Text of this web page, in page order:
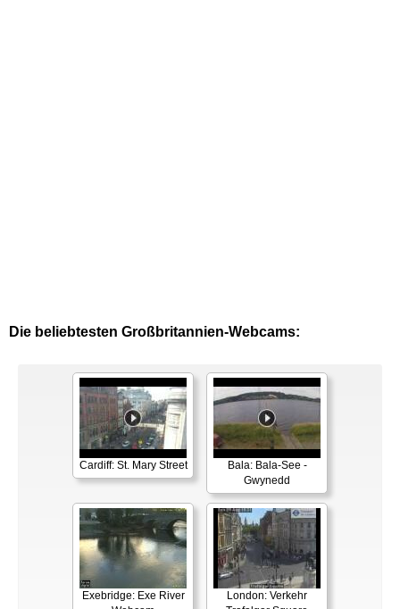
Die beliebtesten Großbritannien-Webcams:
Cardiff: St. Mary Street
Bala: Bala-See -
Gwynedd
Exebridge: Exe River
London: Verkehr